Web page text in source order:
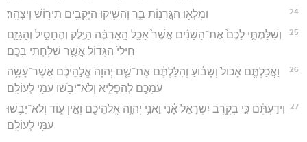
24 וּמָלְא֥וּ הַגֳּרָנ֖וֹת בָּ֑ר וְהֵשִׁ֥יקוּ הַיְקָבִ֖ים תִּיר֥וֹשׁ וְיִצְהָֽר׃
25
וְשִׁלַּמְתִּ֤י לָכֶם֙ אֶת־הַשָּׁנִ֔ים אֲשֶׁר֙ אָכַ֣ל הָֽאַרְבֶּ֔ה הַיֶּ֖לֶק וְהֶחָסִ֣יל וְהַגָּזָ֑ם
חֵילִי֙ הַגָּד֔וֹל אֲשֶׁ֥ר שִׁלַּ֖חְתִּי בָּכֶֽם׃
26
וַאֲכַלְתֶּ֤ם אָכוֹל֙ וְשָׂב֔וֹעַ וְהִלַּלְתֶּ֗ם אֶת־שֵׁ֤ם יְהוָה֙ אֱלֹ֣הֵיכֶ֔ם אֲשֶׁר־עָשָׂ֥ה
עִמָּכֶ֖ם לְהַפְלִ֑יא וְלֹא־יֵבֹ֥שׁוּ עַמִּ֖י לְעוֹלָֽם׃
27
וִידַעְתֶּ֗ם כִּ֣י בְקֶ֤רֶב יִשְׂרָאֵל֙ אָ֔נִי וַאֲנִ֛י יְהוָ֥ה אֱלֹהֵיכֶ֖ם וְאֵ֣ין ע֑וֹד וְלֹא־יֵבֹ֥שׁוּ
עַמִּ֖י לְעוֹלָֽם׃